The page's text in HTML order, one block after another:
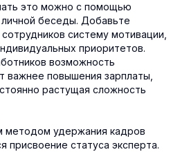
это можно с помощью
беседы. Добавьте
систему мотивации,
приоритетов.
возможность
важнее повышения зарплаты,
растущая сложность
методом удержания кадров
присвоение статуса эксперта.